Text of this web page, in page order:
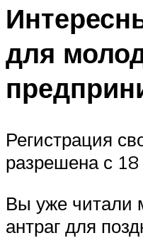
для
Регистрация
разрешена с 18
Вы уже читали
антраг для